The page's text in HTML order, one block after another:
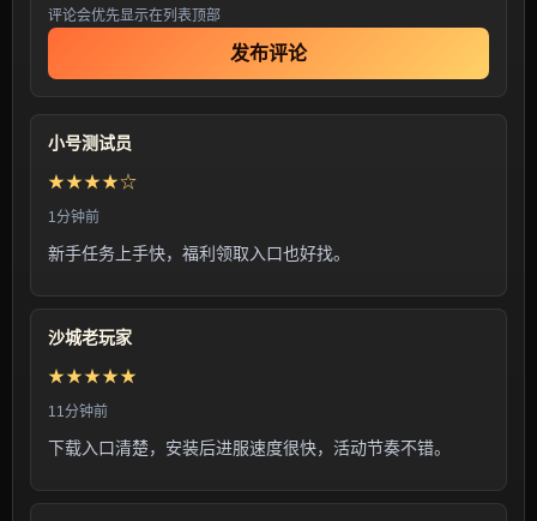
评论会优先显示在列表顶部
发布评论
小号测试员
★★★★☆
1分钟前
新手任务上手快，福利领取入口也好找。
沙城老玩家
★★★★★
11分钟前
下载入口清楚，安装后进服速度很快，活动节奏不错。